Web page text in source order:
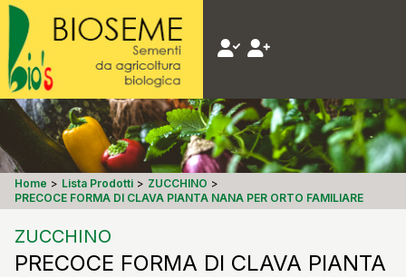
Home > Lista Prodotti > ZUCCHINO >
PRECOCE FORMA DI CLAVA PIANTA NANA PER ORTO FAMILIARE
ZUCCHINO
PRECOCE FORMA DI CLAVA PIANTA